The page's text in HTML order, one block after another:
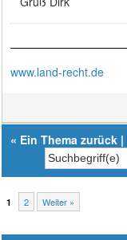
www.land-recht.de
« Ein Thema zurück |
1 2 Weiter »